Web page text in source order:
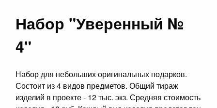
Набор "Уверенный №
4"
Набор для небольших оригинальных подарков.
Состоит из 4 видов предметов. Общий тираж
изделий в проекте - 12 тыс. экз. Средняя стоимость